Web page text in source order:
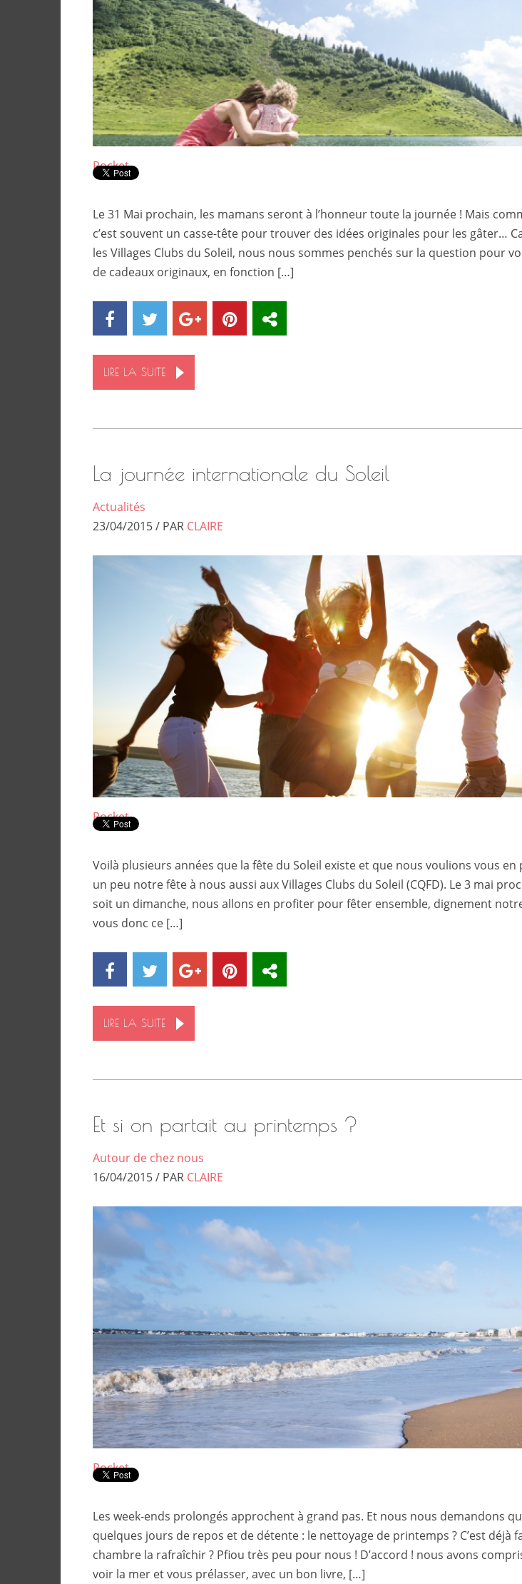
Pocket
Le 31 Mai prochain, les mamans seront à l’honneur toute la journée ! Mais
c’est souvent un casse-tête pour trouver des idées originales pour les gâter…
les Villages Clubs du Soleil, nous nous sommes penchés sur la question pour
de cadeaux originaux, en fonction […]
LIRE LA SUITE
La journée internationale du Soleil
Actualités
23/04/2015 / PAR CLAIRE
Pocket
Voilà plusieurs années que la fête du Soleil existe et que nous voulions vous en
un peu notre fête à nous aussi aux Villages Clubs du Soleil (CQFD). Le 3 mai
soit un dimanche, nous allons en profiter pour fêter ensemble, dignement
vous donc ce […]
LIRE LA SUITE
Et si on partait au printemps ?
Autour de chez nous
16/04/2015 / PAR CLAIRE
Pocket
Les week-ends prolongés approchent à grand pas. Et nous nous demandons
quelques jours de repos et de détente : le nettoyage de printemps ? C’est déjà
chambre la rafraîchir ? Pfiou très peu pour nous ! D’accord ! nous avons
voir la mer et vous prélasser, avec un bon livre, […]